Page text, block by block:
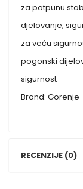
za potpunu
djelovanje,
za veću
pogonski
sigurnost
Brand: Gorenje
RECENZIJE (0)